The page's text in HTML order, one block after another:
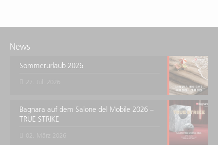
News
Sommerurlaub 2026
Bagnara auf dem Salone del Mobile 2026 –
TRUE STRIKE